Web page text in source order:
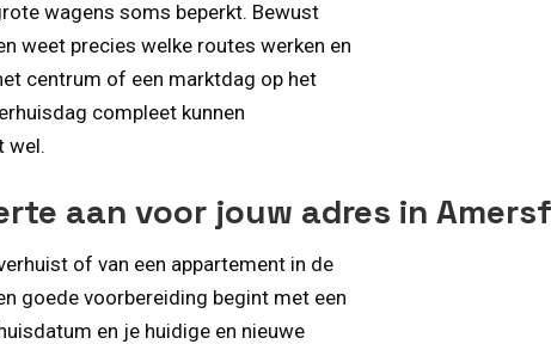
wagens soms beperkt. Bewust
weet precies welke routes werken en
centrum of een marktdag op het
compleet kunnen
wel.
aan voor jouw adres in
of van een appartement in de
goede voorbereiding begint met een
en je huidige en nieuwe